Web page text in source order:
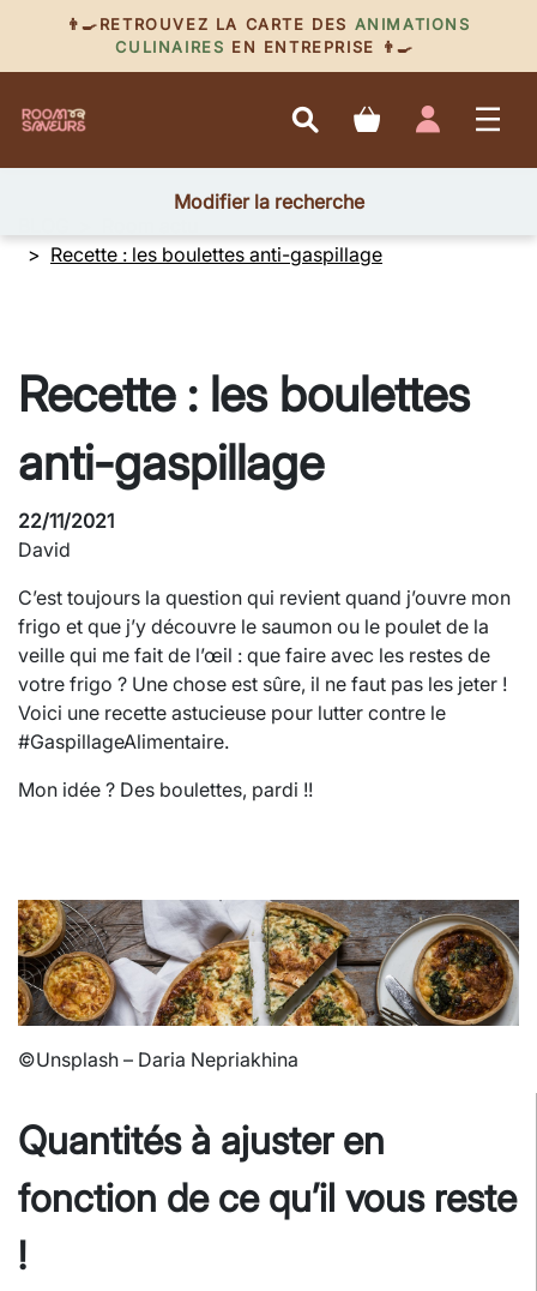
👨‍🍳RETROUVEZ LA CARTE DES ANIMATIONS
CULINAIRES EN ENTREPRISE 👨‍🍳
Modifier la recherche
Recette : les boulettes anti-gaspillage
Recette : les boulettes
anti-gaspillage
22/11/2021
David
C’est toujours la question qui revient quand j’ouvre mon
frigo et que j’y découvre le saumon ou le poulet de la
veille qui me fait de l’œil : que faire avec les restes de
votre frigo ? Une chose est sûre, il ne faut pas les jeter !
Voici une recette astucieuse pour lutter contre le
#GaspillageAlimentaire.
Mon idée ? Des boulettes, pardi !!
©Unsplash – Daria Nepriakhina
Quantités à ajuster en
fonction de ce qu’il vous reste
!